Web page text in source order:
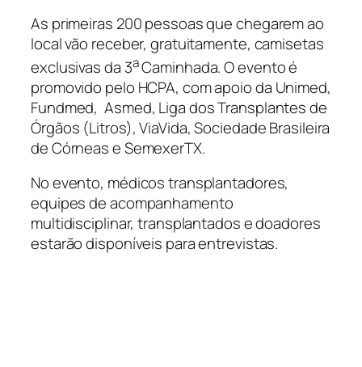
As primeiras 200 pessoas que chegarem ao
local vão receber, gratuitamente, camisetas
exclusivas da 3aCaminhada. O evento é
promovido pelo HCPA, com apoio da Unimed,
Fundmed, Asmed, Liga dos Transplantes de
Órgãos (Litros), ViaVida, Sociedade Brasileira
de Córneas e SemexerTX.
No evento, médicos transplantadores,
equipes de acompanhamento
multidisciplinar, transplantados e doadores
estarão disponíveis para entrevistas.